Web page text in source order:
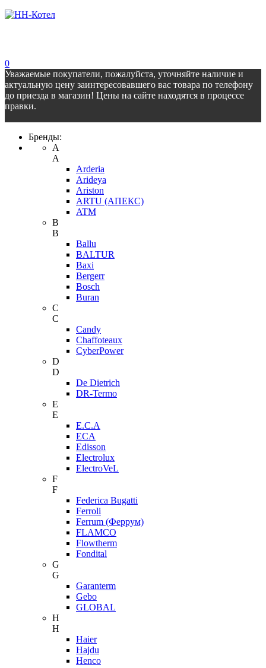
0
Уважаемые покупатели, пожалуйста, уточняйте наличие и
актуальную цену заинтересовавшего вас товара по телефону
до приезда в магазин! Цены на сайте находятся в процессе
правки.
Бренды:
A
A
Arderia
Arideya
Ariston
ARTU (АПЕКС)
ATM
B
B
Ballu
BALTUR
Baxi
Bergerr
Bosch
Buran
C
C
Candy
Chaffoteaux
CyberPower
D
D
De Dietrich
DR-Termo
E
E
E.C.A
ECA
Edisson
Electrolux
ElectroVeL
F
F
Federica Bugatti
Ferroli
Ferrum (Феррум)
FLAMCO
Flowtherm
Fondital
G
G
Garanterm
Gebo
GLOBAL
H
H
Haier
Hajdu
Henco